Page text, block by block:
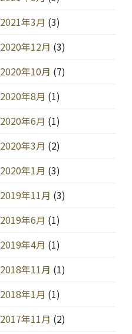
2021年3月 (3)
2020年12月 (3)
2020年10月 (7)
2020年8月 (1)
2020年6月 (1)
2020年3月 (2)
2020年1月 (3)
2019年11月 (3)
2019年6月 (1)
2019年4月 (1)
2018年11月 (1)
2018年1月 (1)
2017年11月 (2)